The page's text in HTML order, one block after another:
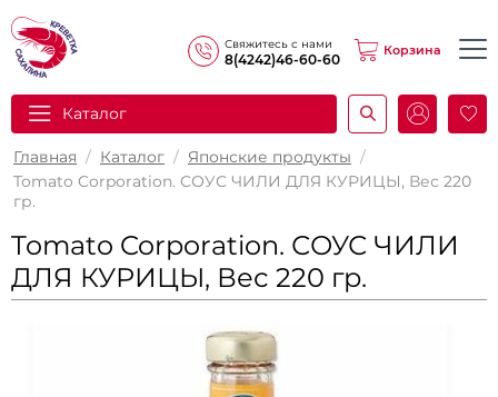
Свяжитесь с нами
8(4242)46-60-60
Корзина
Каталог
Главная / Каталог / Японские продукты /
Tomato Corporation. СОУС ЧИЛИ ДЛЯ КУРИЦЫ, Вес 220
гр.
Tomato Corporation. СОУС ЧИЛИ
ДЛЯ КУРИЦЫ, Вес 220 гр.